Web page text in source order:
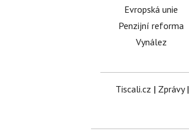
Evropská unie
Penzijní reforma
Vynález
Tiscali.cz | Zprávy|